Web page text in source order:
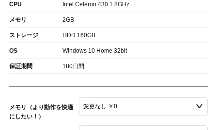
CPU Intel Celeron 430 1.8GHz
メモリ 2GB
ストレージ HDD 160GB
OS Windows 10 Home 32bit
保証期間 180日間
メモリ（より動作を快適
にしたい！）